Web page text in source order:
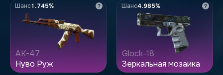
AK-47
Нуво Руж
Шанс1.745%
Glock-18
Зеркальная мозаика
Шанс4.985%